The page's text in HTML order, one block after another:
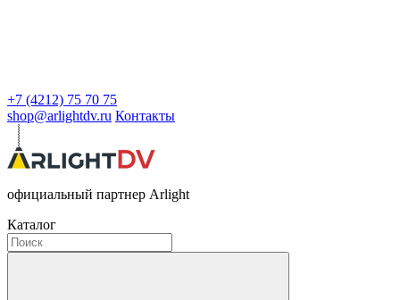
+7 (4212) 75 70 75
shop@arlightdv.ru Контакты
официальный партнер Arlight
Каталог